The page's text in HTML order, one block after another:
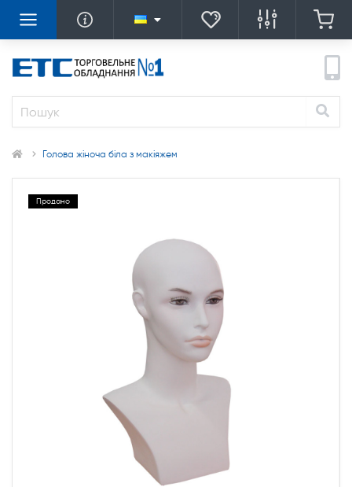
Голова жіноча біла з макіяжем
Продано